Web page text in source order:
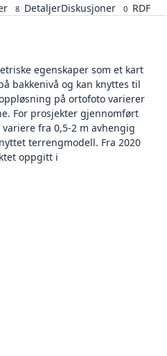
8 DetaljerDiskusjoner 0 RDF
egenskaper som et kart
bakkenivå og kan knyttes til
på ortofoto varierer
For prosjekter gjennomført
fra 0,5-2 m avhengig
terrengmodell. Fra 2020
oppgitt i